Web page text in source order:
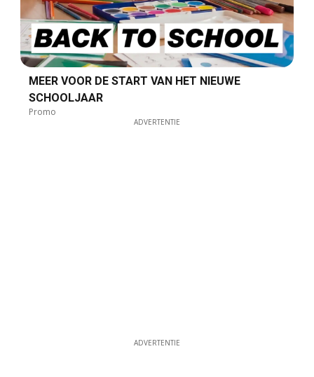
MEER VOOR DE START VAN HET NIEUWE
SCHOOLJAAR
Promo
ADVERTENTIE
ADVERTENTIE